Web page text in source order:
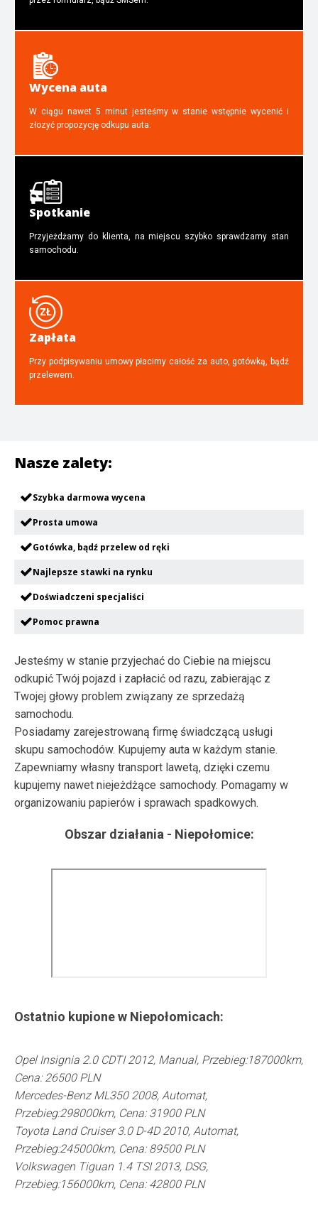
Wycena auta
W ciągu nawet 5 minut jesteśmy w stanie wstępnie wycenić i
złozyć propozycję odkupu auta.
Spotkanie
Przyjeżdżamy do klienta, na miejscu szybko sprawdzamy stan
samochodu.
Zapłata
Przy podpisywaniu umowy płacimy całość za auto, gotówką, bądź
przelewem.
Nasze zalety:
Szybka darmowa wycena
Prosta umowa
Gotówka, bądź przelew od ręki
Najlepsze stawki na rynku
Doświadczeni specjaliści
Pomoc prawna
Jesteśmy w stanie przyjechać do Ciebie na miejscu
odkupić Twój pojazd i zapłacić od razu, zabierając z
Twojej głowy problem związany ze sprzedażą
samochodu.
Posiadamy zarejestrowaną firmę świadczącą usługi
skupu samochodów. Kupujemy auta w każdym stanie.
Zapewniamy własny transport lawetą, dzięki czemu
kupujemy nawet niejeżdżące samochody. Pomagamy w
organizowaniu papierów i sprawach spadkowych.
Obszar działania - Niepołomice:
Ostatnio kupione w Niepołomicach:
Opel Insignia 2.0 CDTI 2012, Manual, Przebieg:187000km,
Cena: 26500 PLN
Mercedes-Benz ML350 2008, Automat,
Przebieg:298000km, Cena: 31900 PLN
Toyota Land Cruiser 3.0 D-4D 2010, Automat,
Przebieg:245000km, Cena: 89500 PLN
Volkswagen Tiguan 1.4 TSI 2013, DSG,
Przebieg:156000km, Cena: 42800 PLN